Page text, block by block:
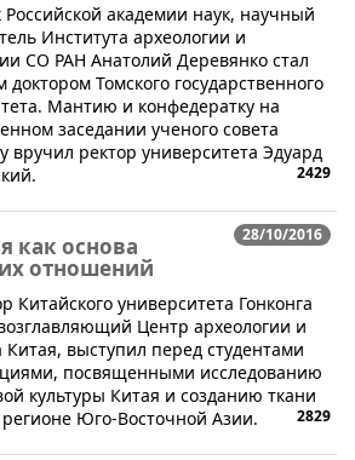
Российской академии наук, научный
Института археологии и
СО РАН Анатолий Деревянко стал
Томского государственного
Мантию и конфедератку на
заседании ученого совета
вручил ректор университета Эдуард
2429
28/10/2016
как основа
отношений
Китайского университета Гонконга
Центр археологии и
Китая, выступил перед студентами
посвященными исследованию
культуры Китая и созданию ткани
регионе Юго-Восточной Азии.
2829